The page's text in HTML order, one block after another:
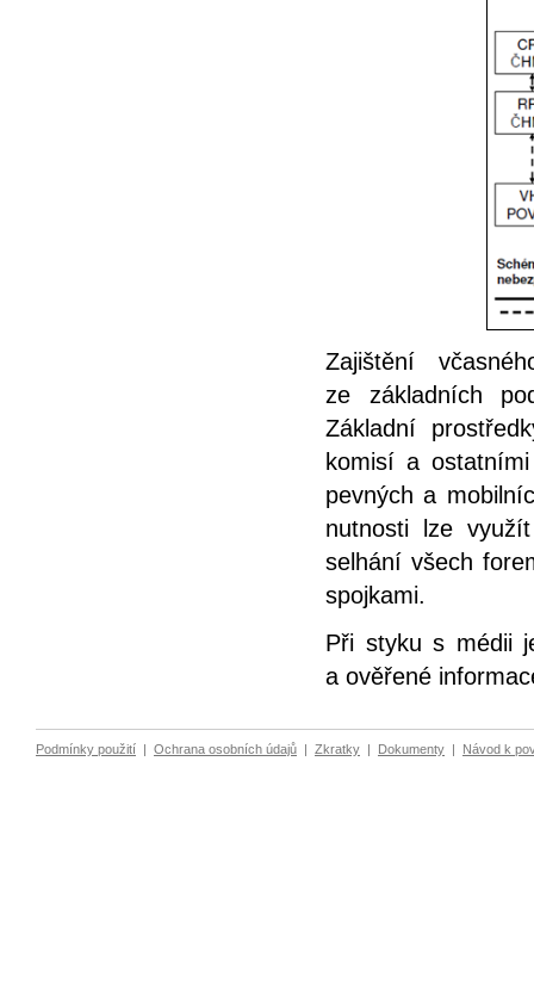
Zajištění
ze základních
Základní
komisí a
pevných a
nutnosti lze
selhání všech
spojkami.
Při styku s médii
a ověřené
Podmínky použití | Ochrana osobních údajů | Zkratky | Dokumenty | Návod k